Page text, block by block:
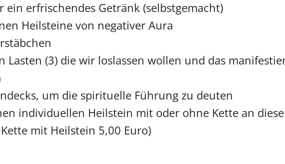
ein erfrischendes Getränk (selbstgemacht)
Heilsteine von negativer Aura
Lasten (3) die wir loslassen wollen und das
um die spirituelle Führung zu deuten
individuellen Heilstein mit oder ohne Kette an
mit Heilstein 5,00 Euro)